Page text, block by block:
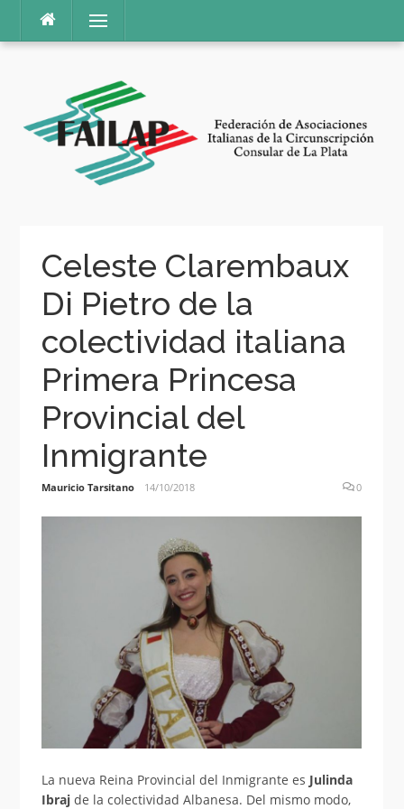
contenido
Menú
Celeste Clarembaux
Di Pietro de la
colectividad italiana
Primera Princesa
Provincial del
Inmigrante
Mauricio Tarsitano 14/10/2018 0
La nueva Reina Provincial del Inmigrante es Julinda
Ibraj de la colectividad Albanesa. Del mismo modo,